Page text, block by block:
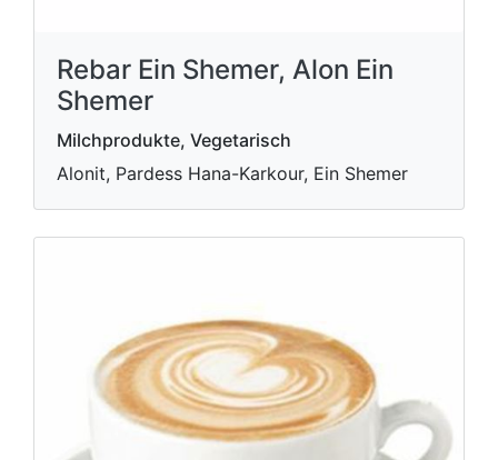
Rebar Ein Shemer, Alon Ein
Shemer
Milchprodukte, Vegetarisch
Alonit, Pardess Hana-Karkour, Ein Shemer